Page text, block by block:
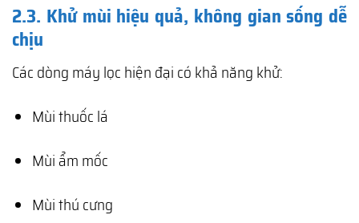
2.3. Khử mùi hiệu quả, không gian sống dễ
chịu
Các dòng máy lọc hiện đại có khả năng khử:
Mùi thuốc lá
Mùi ẩm mốc
Mùi thú cưng